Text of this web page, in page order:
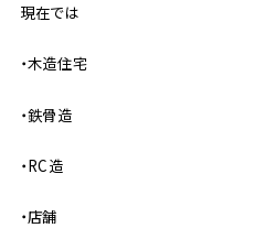
現在では
・木造住宅
・鉄骨造
・RC造
・店舗